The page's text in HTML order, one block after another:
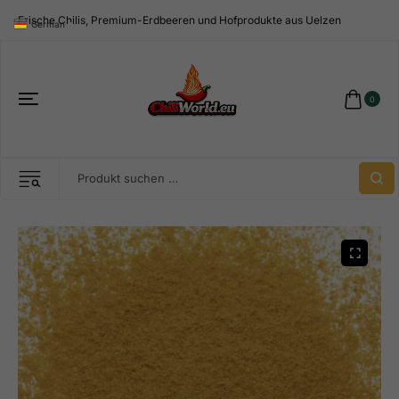
Frische Chilis, Premium-Erdbeeren und Hofprodukte aus Uelzen
0
German ▼